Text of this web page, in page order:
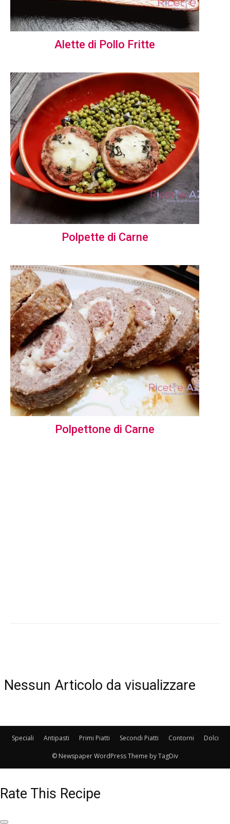
Alette di Pollo Fritte
Polpette di Carne
Polpettone di Carne
Nessun Articolo da visualizzare
Speciali Antipasti Primi Piatti Secondi Piatti Contorni Dolci
© Newspaper WordPress Theme by TagDiv
Rate This Recipe